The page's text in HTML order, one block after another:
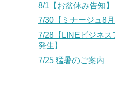
8/1【お盆休み告知】
7/30【ミナージュ8月
7/28【LINEビジネス
発生】
7/25 猛暑のご案内